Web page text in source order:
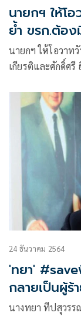
นายกฯ ให้โ
ย้ำ ขรก.ต้อ
สาธารณะ
นายกฯ ให้โอวาท
เกียรติและศักดิ์ศรี
24 ธันวาคม 2564
'ทยา'
กลายเป็นผู้ร้
นางทยา ทีปสุวร